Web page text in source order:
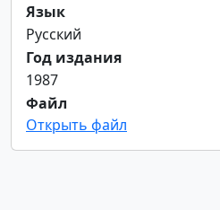
Язык
Русский
Год издания
1987
Файл
Открыть файл